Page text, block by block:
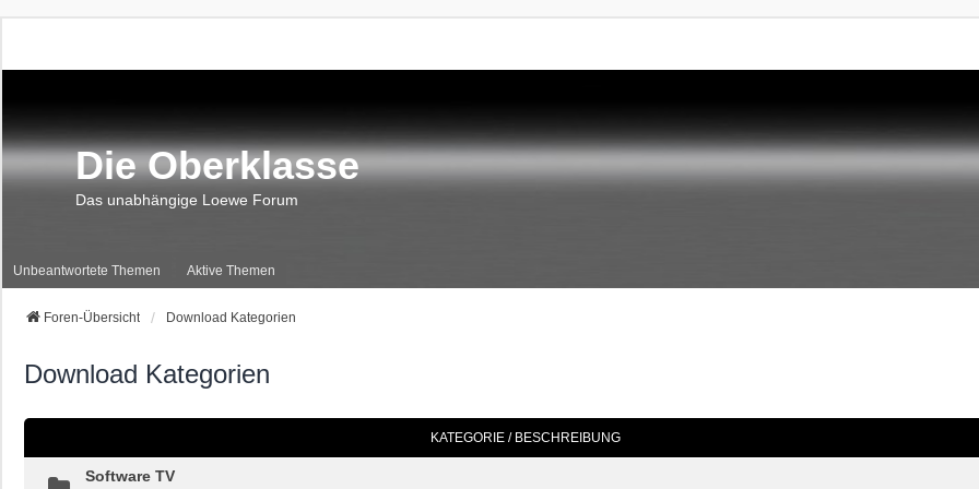
Die Oberklasse
Das unabhängige Loewe Forum
Unbeantwortete Themen Aktive Themen
Foren-Übersicht Download Kategorien
Download Kategorien
KATEGORIE / BESCHREIBUNG
Software TV